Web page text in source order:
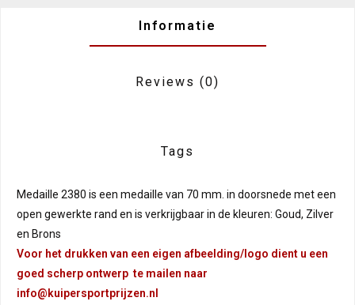
Informatie
Reviews (0)
Tags
Medaille 2380 is een medaille van 70 mm. in doorsnede met een
open gewerkte rand en is verkrijgbaar in de kleuren: Goud, Zilver
en Brons
Voor het drukken van een eigen afbeelding/logo dient u een
goed scherp ontwerp te mailen naar
info@kuipersportprijzen.nl